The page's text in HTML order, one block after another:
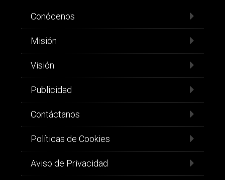
Conócenos
Misión
Visión
Publicidad
Contáctanos
Políticas de Cookies
Aviso de Privacidad